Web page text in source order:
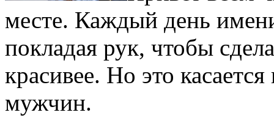
месте. Каждый день
покладая рук, чтобы
красивее. Но это
мужчин.